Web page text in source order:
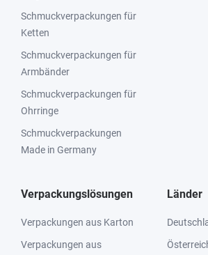
Schmuckverpackungen für
Ketten
Schmuckverpackungen für
Armbänder
Schmuckverpackungen für
Ohrringe
Schmuckverpackungen
Made in Germany
Verpackungslösungen
Verpackungen aus Karton
Verpackungen aus
Länder